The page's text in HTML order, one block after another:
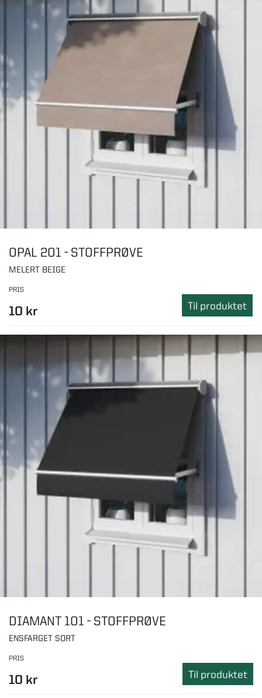
OPAL 201 - STOFFPRØVE
MELERT BEIGE
PRIS
10 kr Til produktet
DIAMANT 101 - STOFFPRØVE
ENSFARGET SORT
PRIS
10 kr Til produktet